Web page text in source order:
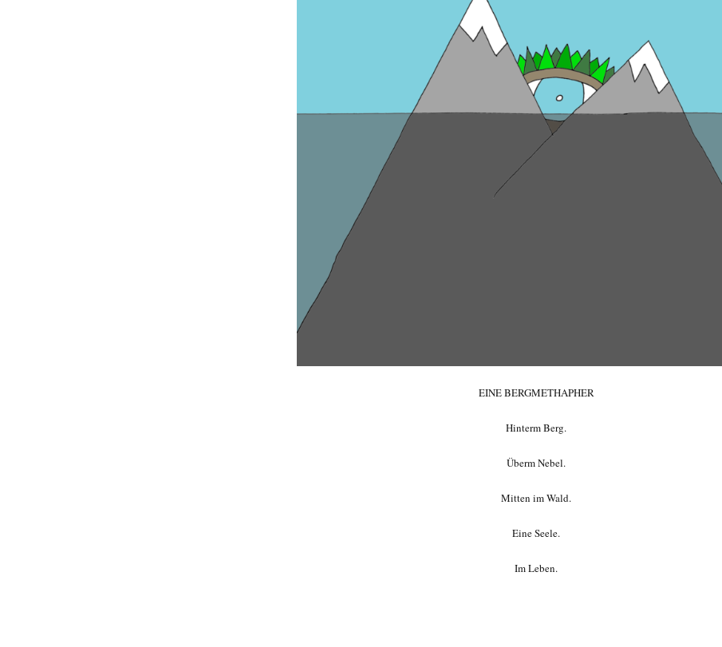
EINE BERGMETHAPHER
Hinterm Berg.
Überm Nebel.
Mitten im Wald.
Eine Seele.
Im Leben.